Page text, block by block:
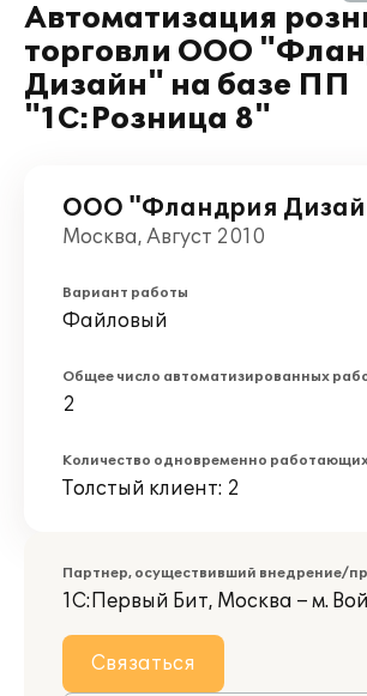
Автоматизация
торговли ООО
Дизайн" на базе ПП
"1С:Розница 8"
ООО "Фландрия
Москва, Август 2010
Вариант работы
Файловый
Общее число автоматизированных
2
Количество одновременно
Толстый клиент: 2
Партнер, осуществивший внедрение/
1С:Первый Бит, Москва – м.
Связаться